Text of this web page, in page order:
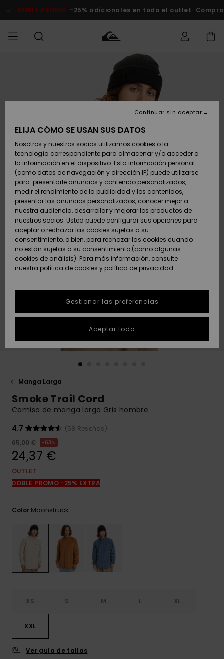
del
DOBLE PROMO -25% adicionales en todo el outlet
Zapatos y
chanclas
Surf
Snow
Novedades
Destacados
Zapatos y
chanclas
Surf
Snow
Novedades
Destacados
Destacados
Snow
SURF
Surf Shop
Hombre
Highlights
Comunidad
SNOW
Hombre
Snow Niños
Tienda
Snow Mujer
Destacados
Comunidad
DOBLE
PROMO
Hombre
Outlet
Mujer
AYUDA &
CONTACTO
Accede a tu
Envio
Devoluciones
Pago
Tarjeta de
regalo
Quiksilver
Freedom
Protección de
datos
personales
Inicia una
conversación
la respuesta
conversación
Encuentra
respuestas a
las preguntas
formulario de
contacto.
SOSTENIBILIDAD
Manga Larga
Smoke Trail Cord
Camisa de manga larga Gris hombre
4.7
(58 Reseñas)
65,00 €
63%
24,37 €
OUTLET
DOBLE PROMO -25% EXTRA
Color Moonstruck
XS S M L XL
XXL
Ver guía de tallas
ELIJA CÓMO SE USAN SUS DATOS
Nosotros y nuestros socios utilizamos cookies o la
tecnología correspondiente para almacenar y/o acceder a
la información en el dispositivo. Esta información personal
(como datos de navegación y dirección IP) puede utilizarse
para: presentarle anuncios y contenido personalizados,
medir el rendimiento de la publicidad y los contenidos,
presentar las anuncios personalizados, conocer mejor a
nuestra audiencia, desarrollar y mejorar los productos de
nuestros socios. Usted puede configurar sus opciones para
aceptar o rechazar las cookies sujetas a su
consentimiento, o bien, para rechazar las cookies cuando
no están sujetas a su consentimiento (como algunas
cookies de análisis). Para más información, consulte
nuestra política de cookies y política de privacidad
Gestionar las preferencias
Continuar sin aceptar
Aceptar todo